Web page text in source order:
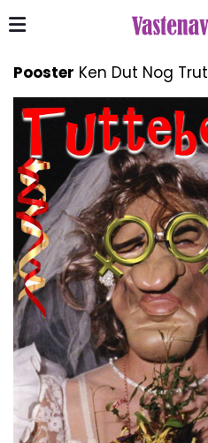
Pooster Ken Dut Nog Trut